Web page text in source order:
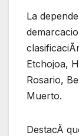
La
Etchojoa,
Rosario,
Muerto.
DestacÃ